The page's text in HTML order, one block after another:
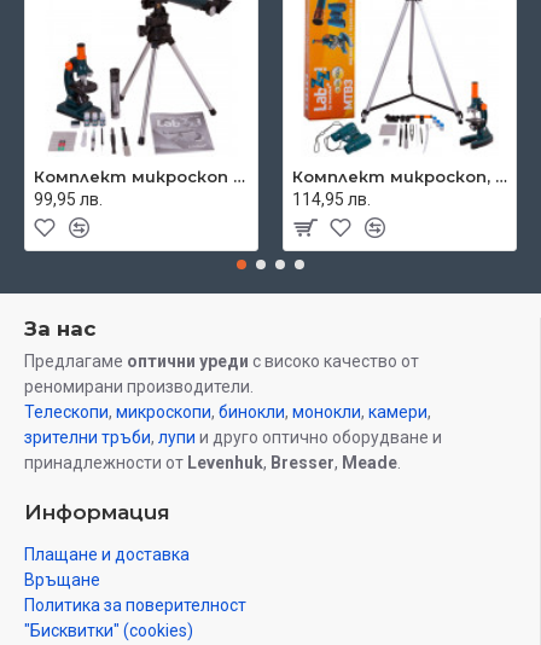
Комплект микроскоп и телескоп Levenhuk LabZZ MT2
99,95 лв.
Комплект микроскоп, телескоп и бинокъл Levenhuk LabZZ MTB3
114,95 лв.
За нас
Предлагаме оптични уреди с високо качество от
реномирани производители.
Телескопи, микроскопи, бинокли, монокли, камери,
зрителни тръби, лупи и друго оптично оборудване и
принадлежности от Levenhuk, Bresser, Meade
Информация
Плащане и доставка
Връщане
Политика за поверителност
"Бисквитки" (cookies)